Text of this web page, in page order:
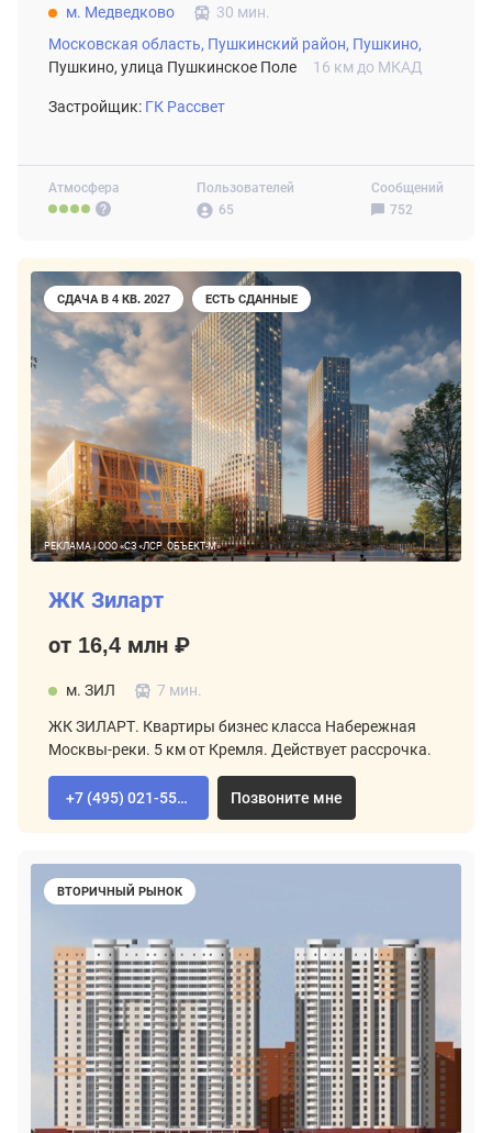
Атмосфера
Пользователей
65
Сообщений
752
м. Медведково
30 мин.
Московская область, Пушкинский район, Пушкино,
Пушкино, улица Пушкинское Поле
16 км до МКАД
Застройщик: ГК Рассвет
СДАЧА В 4 КВ. 2027 ЕСТЬ СДАННЫЕ
РЕКЛАМА | ООО «СЗ «ЛСР. ОБЪЕКТ-М»
ЖК Зиларт
от 16,4 млн ₽
м. ЗИЛ 7 мин.
ЖК ЗИЛАРТ. Квартиры бизнес класса Набережная
Москвы-реки. 5 км от Кремля. Действует рассрочка.
+7 (495) 021-55-92 Позвоните мне
ВТОРИЧНЫЙ РЫНОК